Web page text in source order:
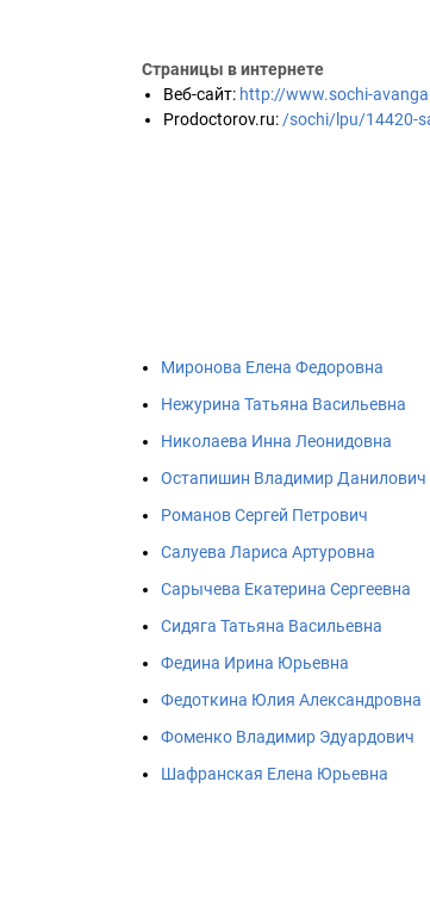
Страницы в интернете
Веб-сайт: http://www.sochi-
Prodoctorov.ru: /sochi/lpu/14420-
Миронова Елена Федоровна
Нежурина Татьяна Васильевна
Николаева Инна Леонидовна
Остапишин Владимир Данилович
Романов Сергей Петрович
Салуева Лариса Артуровна
Сарычева Екатерина Сергеевна
Сидяга Татьяна Васильевна
Федина Ирина Юрьевна
Федоткина Юлия Александровна
Фоменко Владимир Эдуардович
Шафранская Елена Юрьевна